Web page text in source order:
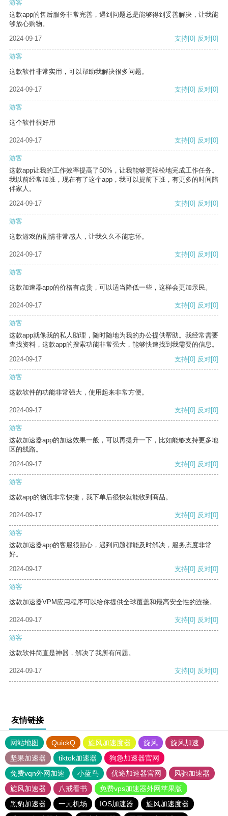
游客
这款app的售后服务非常完善，遇到问题总是能够得到妥善解决，让我能
够放心购物。
2024-09-17
支持[0] 反对[0]
游客
这款软件非常实用，可以帮助我解决很多问题。
2024-09-17 支持[0] 反对[0]
游客
这个软件很好用
2024-09-17 支持[0] 反对[0]
游客
这款app让我的工作效率提高了50%，让我能够更轻松地完成工作任务。
我以前经常加班，现在有了这个app，我可以提前下班，有更多的时间陪
伴家人。
2024-09-17
支持[0] 反对[0]
游客
这款游戏的剧情非常感人，让我久久不能忘怀。
2024-09-17 支持[0] 反对[0]
游客
这款加速器app的价格有点贵，可以适当降低一些，这样会更加亲民。
2024-09-17 支持[0] 反对[0]
游客
这款app就像我的私人助理，随时随地为我的办公提供帮助。我经常需要
查找资料，这款app的搜索功能非常强大，能够快速找到我需要的信息。
2024-09-17
支持[0] 反对[0]
游客
这款软件的功能非常强大，使用起来非常方便。
2024-09-17 支持[0] 反对[0]
游客
这款加速器app的加速效果一般，可以再提升一下，比如能够支持更多地
区的线路。
2024-09-17
支持[0] 反对[0]
游客
这款app的物流非常快捷，我下单后很快就能收到商品。
2024-09-17 支持[0] 反对[0]
游客
这款加速器app的客服很贴心，遇到问题都能及时解决，服务态度非常
好。
2024-09-17
支持[0] 反对[0]
游客
这款加速器VPM应用程序可以给你提供全球覆盖和最高安全性的连接。
2024-09-17 支持[0] 反对[0]
游客
这款软件简直是神器，解决了我所有问题。
2024-09-17 支持[0] 反对[0]
友情链接
网站地图 QuickQ 旋风加速度器 旋风
旋风加速
坚果加速器
tiktok加速器
狗急加速器官网
免费vqn外网加速
小蓝鸟 优途加速器官网
风驰加速器
旋风加速器
八戒看书
免费vps加速器外网苹果版
黑豹加速器
一元机场 IOS加速器
旋风加速度器